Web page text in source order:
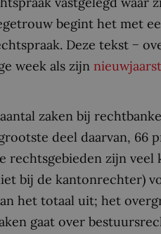
begint het met
Deze tekst −
week als zijn
zaken bij
grootste deel daarvan,
rechtsgebieden zijn veel
bij de kantonrechter)
het totaal uit; het
gaat over